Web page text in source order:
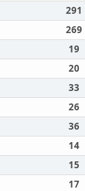
291
269
19
20
33
26
36
14
15
17